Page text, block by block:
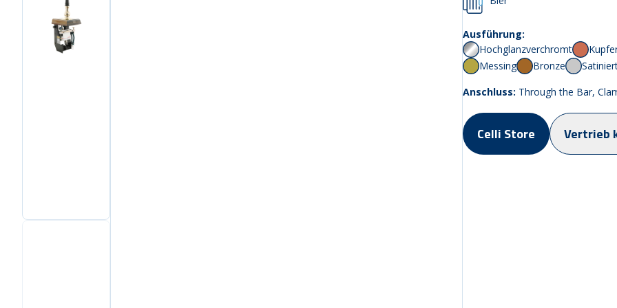
Ausführung:
Hochglanzverchromt
Messing
Bronze
Anschluss: Through the Bar,
Celli Store Vertrieb